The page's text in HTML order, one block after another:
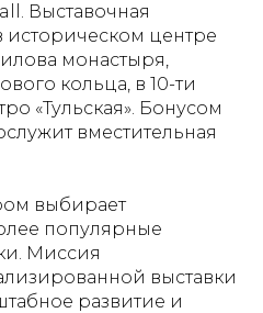
Выставочная
историческом центре
монастыря,
кольца, в 10-ти
«Тульская». Бонусом
вместительная
выбирает
популярные
Миссия
выставки
развитие и